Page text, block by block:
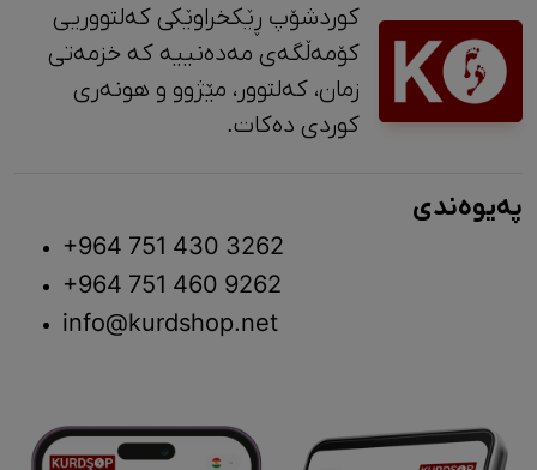
کوردشۆپ ڕێکخراوێکی کەلتووریی
کۆمەڵگەی مەدەنییە کە خزمەتی
زمان، کەلتوور، مێژوو و ‎هونەری
کوردی دەکات.
پەیوەندی
+964 751 430 3262
+964 751 460 9262
info@kurdshop.net